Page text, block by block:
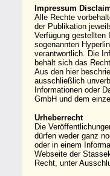
Impressum
Alle Rechte
der Publikation
Verfügung gestellten
sogenannten
verantwortlich. Die
behält sich das
Aus den hier
ausschließlich
Informationen oder
GmbH und dem
Urheberrecht
Die
dürfen weder ganz
oder in einem
Webseite der
Recht, unter